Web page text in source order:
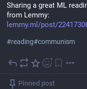
Sharing a great ML
from Lemmy:
lemmy.ml/post/
#reading#communism
Pinned post